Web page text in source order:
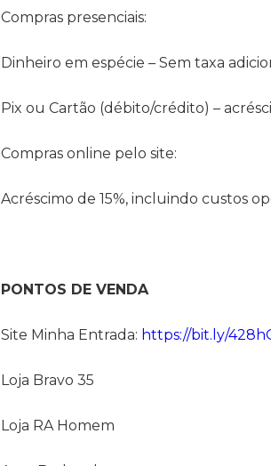
Compras presenciais:
Dinheiro em espécie – Sem taxa
Pix ou Cartão (débito/crédito) –
Compras online pelo site:
Acréscimo de 15%, incluindo custos
PONTOS DE VENDA
Site Minha Entrada: https://bit.ly/
Loja Bravo 35
Loja RA Homem